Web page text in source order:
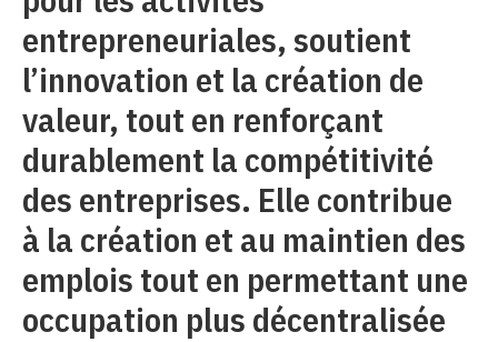
entrepreneuriales, soutient
l’innovation et la création de
valeur, tout en renforçant
durablement la compétitivité
des entreprises. Elle contribue
à la création et au maintien des
emplois tout en permettant une
occupation plus décentralisée